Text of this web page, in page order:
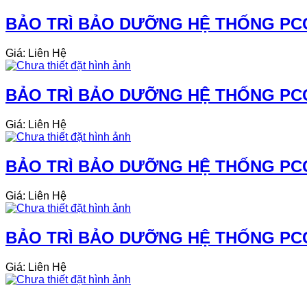
BẢO TRÌ BẢO DƯỠNG HỆ THỐNG
Giá: Liên Hệ
BẢO TRÌ BẢO DƯỠNG HỆ THỐNG
Giá: Liên Hệ
BẢO TRÌ BẢO DƯỠNG HỆ THỐNG
Giá: Liên Hệ
BẢO TRÌ BẢO DƯỠNG HỆ THỐNG
Giá: Liên Hệ